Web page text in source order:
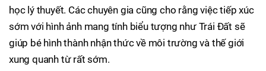
học lý thuyết. Các chuyên gia cũng cho rằng việc tiếp xúc
sớm với hình ảnh mang tính biểu tượng như Trái Đất sẽ
giúp bé hình thành nhận thức về môi trường và thế giới
xung quanh từ rất sớm.